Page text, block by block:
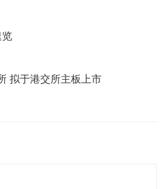
览
拟于港交所主板上市